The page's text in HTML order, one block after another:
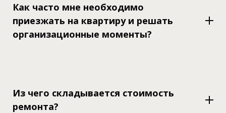
Как часто мне необходимо
приезжать на квартиру и решать
организационные моменты?
Из чего складывается стоимость
ремонта?